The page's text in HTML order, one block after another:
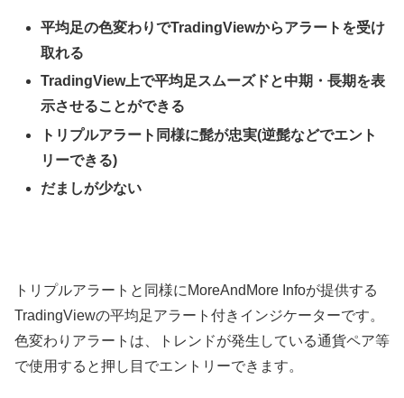
平均足の色変わりでTradingViewからアラートを受け
取れる
TradingView上で平均足スムーズドと中期・長期を表
示させることができる
トリプルアラート同様に髭が忠実(逆髭などでエント
リーできる)
だましが少ない
トリプルアラートと同様に MoreAndMore Infoが提供する
TradingViewの平均足アラート付きインジケーターです。
色変わりアラートは、トレンドが発生している通貨ペア等
で使用すると押し目でエントリーできます。